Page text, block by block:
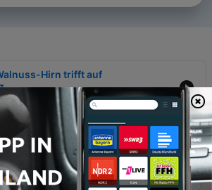
Hirn trifft auf
Rex | stärkster Biss der Kreidezeit
der Kreidezeit